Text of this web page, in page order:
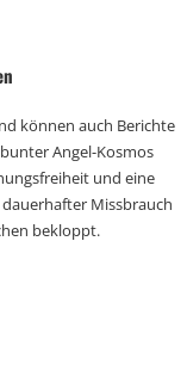
können auch Berichte
Angel-Kosmos
und eine
Missbrauch
bekloppt.